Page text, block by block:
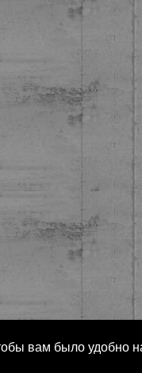
вам было удобно